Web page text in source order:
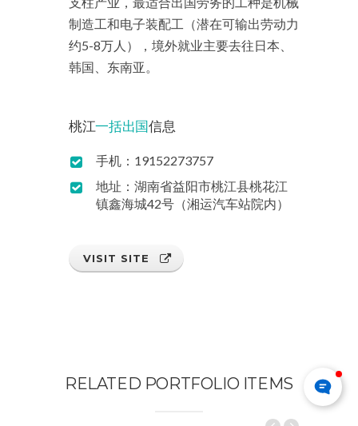
制造工和电子装配工（潜在可输出劳动力
约5-8万人），境外就业主要去往日本、
韩国、东南亚。
桃江一括出国信息
手机：19152273757
地址：湖南省益阳市桃江县桃花江
镇鑫海城42号（湘运汽车站院内）
VISIT SITE
RELATED PORTFOLIO ITEMS